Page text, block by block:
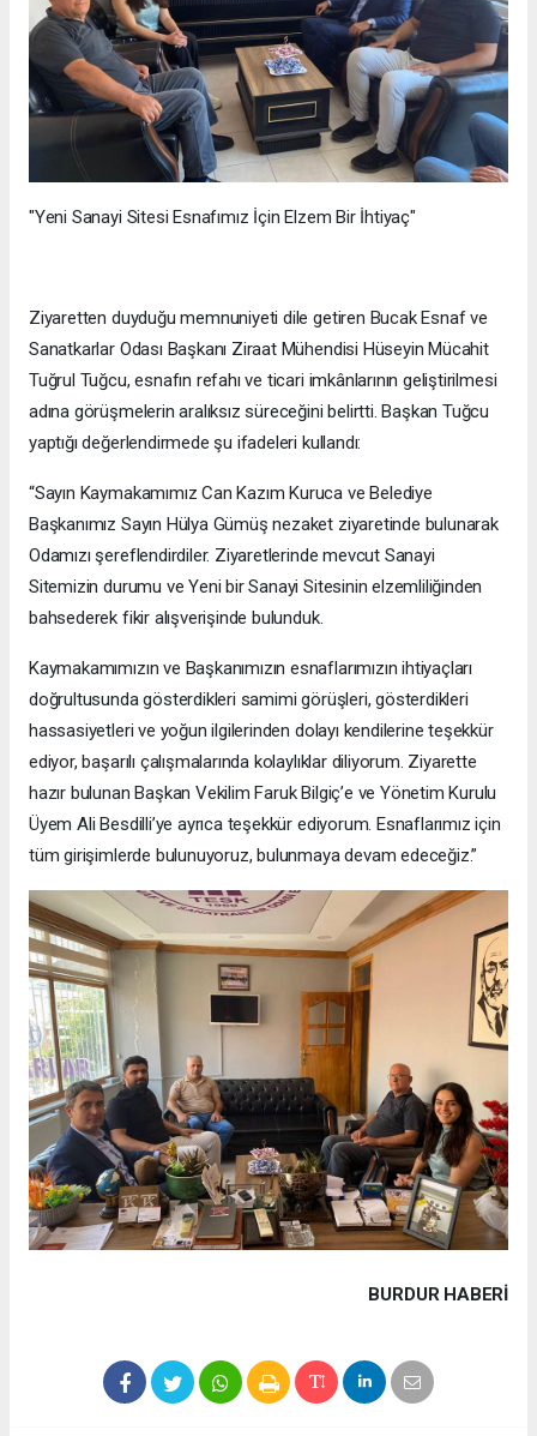
"Yeni Sanayi Sitesi Esnafımız İçin Elzem Bir İhtiyaç"
Ziyaretten duyduğu memnuniyeti dile getiren Bucak Esnaf ve
Sanatkarlar Odası Başkanı Ziraat Mühendisi Hüseyin Mücahit
Tuğrul Tuğcu, esnafın refahı ve ticari imkânlarının geliştirilmesi
adına görüşmelerin aralıksız süreceğini belirtti. Başkan Tuğcu
yaptığı değerlendirmede şu ifadeleri kullandı:
“Sayın Kaymakamımız Can Kazım Kuruca ve Belediye
Başkanımız Sayın Hülya Gümüş nezaket ziyaretinde bulunarak
Odamızı şereflendirdiler. Ziyaretlerinde mevcut Sanayi
Sitemizin durumu ve Yeni bir Sanayi Sitesinin elzemliliğinden
bahsederek fikir alışverişinde bulunduk.
Kaymakamımızın ve Başkanımızın esnaflarımızın ihtiyaçları
doğrultusunda gösterdikleri samimi görüşleri, gösterdikleri
hassasiyetleri ve yoğun ilgilerinden dolayı kendilerine teşekkür
ediyor, başarılı çalışmalarında kolaylıklar diliyorum. Ziyarette
hazır bulunan Başkan Vekilim Faruk Bilgiç’e ve Yönetim Kurulu
Üyem Ali Besdilli’ye ayrıca teşekkür ediyorum. Esnaflarımız için
tüm girişimlerde bulunuyoruz, bulunmaya devam edeceğiz.”
BURDUR HABERİ